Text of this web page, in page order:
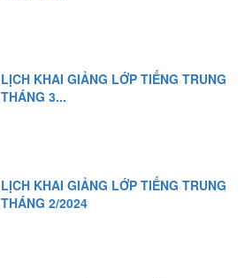
LỊCH KHAI GIẢNG LỚP TIẾNG TRUNG
THÁNG 3...
LỊCH KHAI GIẢNG LỚP TIẾNG TRUNG
THÁNG 2/2024